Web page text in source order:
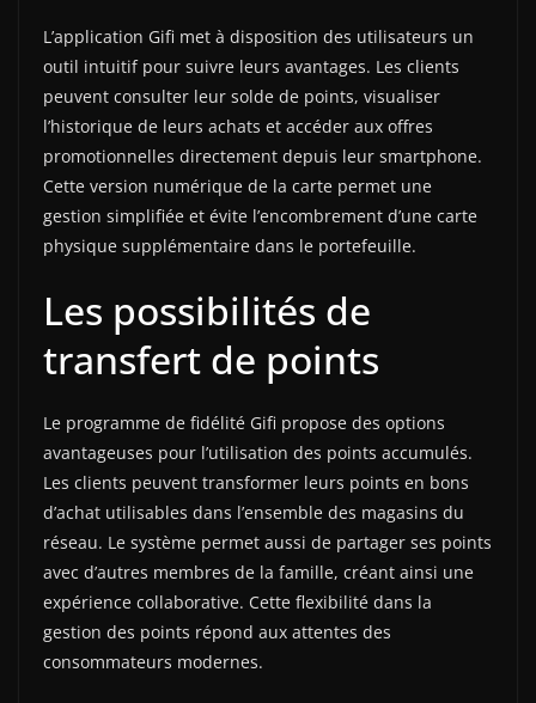
L’application Gifi met à disposition des utilisateurs un
outil intuitif pour suivre leurs avantages. Les clients
peuvent consulter leur solde de points, visualiser
l’historique de leurs achats et accéder aux offres
promotionnelles directement depuis leur smartphone.
Cette version numérique de la carte permet une
gestion simplifiée et évite l’encombrement d’une carte
physique supplémentaire dans le portefeuille.
Les possibilités de
transfert de points
Le programme de fidélité Gifi propose des options
avantageuses pour l’utilisation des points accumulés.
Les clients peuvent transformer leurs points en bons
d’achat utilisables dans l’ensemble des magasins du
réseau. Le système permet aussi de partager ses points
avec d’autres membres de la famille, créant ainsi une
expérience collaborative. Cette flexibilité dans la
gestion des points répond aux attentes des
consommateurs modernes.